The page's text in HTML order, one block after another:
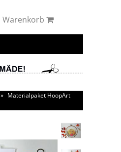
Warenkorb
» Materialpaket HoopArt